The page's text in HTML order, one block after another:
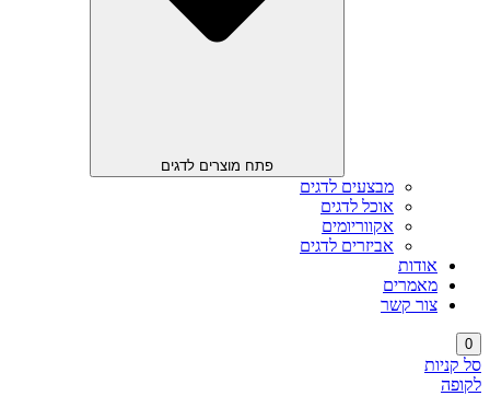
פתח מוצרים לדגים
מבצעים לדגים
אוכל לדגים
אקווריומים
אביזרים לדגים
אודות
מאמרים
צור קשר
0
סל קניות
לקופה